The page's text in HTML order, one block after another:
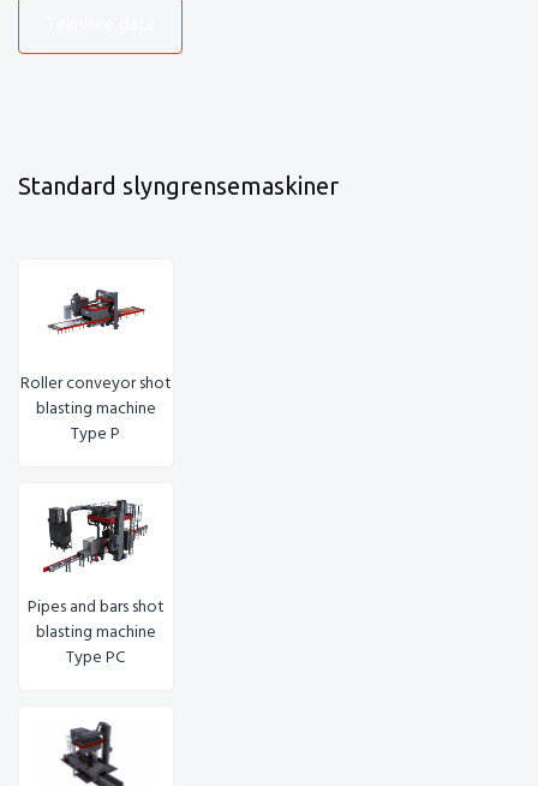
Standard slyngrensemaskiner
Roller conveyor shot
blasting machine
Type P
Pipes and bars shot
blasting machine
Type PC